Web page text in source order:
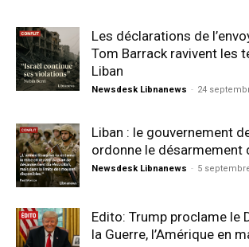
Les déclarations de
Tom Barrack ravivent les
Liban
Newsdesk Libnanews - 24
Liban : le gouvernement
ordonne le désarmement
Newsdesk Libnanews - 5
Edito: Trump proclame le
la Guerre, l’Amérique en